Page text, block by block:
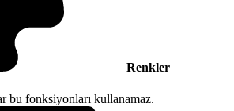
Renkler
bu fonksiyonları kullanamaz.